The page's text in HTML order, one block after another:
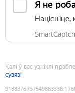
Я не
Калі ў вас узніклі
сувязі
9188376737549863338: